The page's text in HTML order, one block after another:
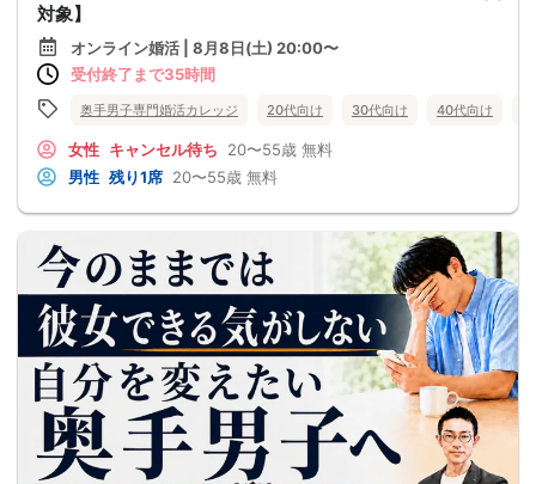
対象】
オンライン婚活 | 8月8日(土) 20:00〜
受付終了まで35時間
奥手男子専門婚活カレッジ 20代向け 30代向け 40代向け
女性 キャンセル待ち 20〜55歳 無料
男性 残り1席 20〜55歳 無料